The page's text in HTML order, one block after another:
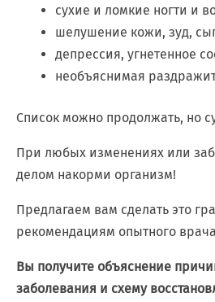
сухие и ломкие ногти и
шелушение кожи, зуд,
депрессия, угнетенное
необъяснимая
Список можно продолжать, но
При любых изменениях или
делом накорми организм!
Предлагаем вам сделать это
рекомендациям опытного
Вы получите объяснение
заболевания и схему